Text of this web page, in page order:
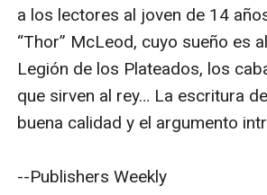
a los lectores al joven de 14
“Thor” McLeod, cuyo sueño es
Legión de los Plateados, los
que sirven al rey… La escritura
buena calidad y el argumento
--Publishers Weekly